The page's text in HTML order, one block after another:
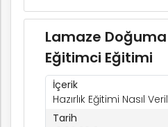
Lamaze Doğuma
Eğitimci Eğitimi
İçerik
Hazırlık Eğitimi Nasıl
Tarih